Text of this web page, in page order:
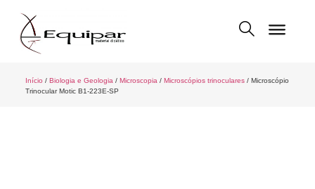
Início / Biologia e Geologia / Microscopia / Microscópios trinoculares/ Microscópio
Trinocular Motic B1-223E-SP